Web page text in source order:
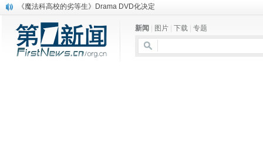
电信运营商“血战”校园
消息称刘强东要求京东商城明年扭亏为盈
保健品也能吃出一身病? 康宝莱员工自揭多项家丑
煤价"跳水"电企利润"蹦高" 电煤联动亟待完善
苹果公司自建太阳能电厂为数据中心供电
新闻 图片 下载 专题